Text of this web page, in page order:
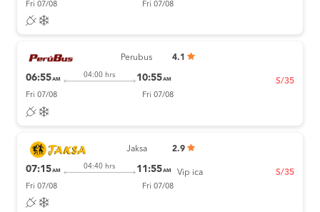
Fri 07/08 Fri 07/08
Perubus 4.1
06:55AM
04:00 hrs 10:55AM
Fri 07/08 Fri 07/08
S/35
Jaksa 2.9
07:15AM
04:40 hrs 11:55AM
Fri 07/08 Fri 07/08
Vip ica S/35